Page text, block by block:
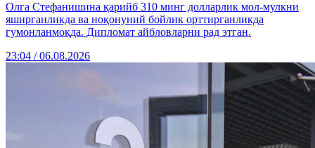
Олга Стефанишина қарийб 310 минг долларлик мол-мулкни
яширганликда ва ноқонуний бойлик орттирганликда
гумонланмоқда. Дипломат айбловларни рад этган.
23:04 / 06.08.2026